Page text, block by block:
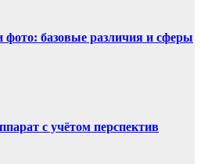
базовые различия и сферы
с учётом перспектив